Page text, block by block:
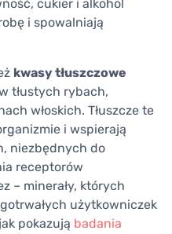
cukier i alkohol
i spowalniają
kwasy tłuszczowe
tłustych rybach,
włoskich. Tłuszcze te
i wspierają
niezbędnych do
receptorów
– minerały, których
użytkowniczek
pokazują badania